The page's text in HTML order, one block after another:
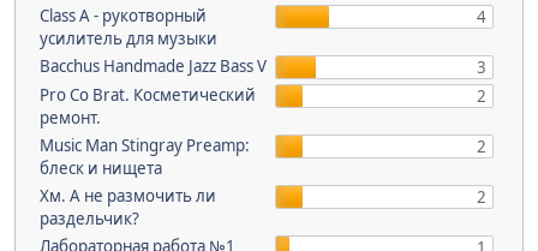
Class A - рукотворный
усилитель для музыки
4
Bacchus Handmade Jazz Bass V
3
Pro Co Brat. Косметический
ремонт.
2
Music Man Stingray Preamp:
блеск и нищета
2
Хм. А не размочить ли
раздельчик?
2
Лабораторная работа №1